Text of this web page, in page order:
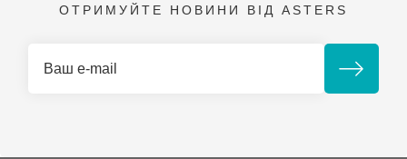
ОТРИМУЙТЕ НОВИНИ ВІД ASTERS